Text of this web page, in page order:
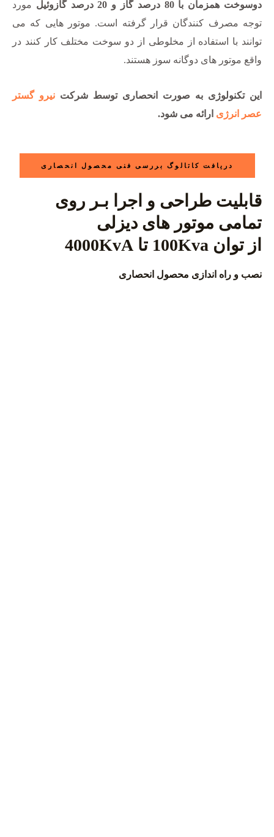
دوسوخت همزمان با 80 درصد گاز و 20 درصد گازوئیل
مورد
توجه مصرف کنندگان قرار گرفته است. موتور هایی که می
توانند با استفاده از مخلوطی از دو سوخت مختلف کار کنند در
واقع موتور های دوگانه سوز هستند.
این تکنولوژی به صورت انحصاری توسط شرکت نیرو گستر
عصر انرژی ارائه می شود.
دریافت کاتالوگ بررسی فنی محصول انحصاری
قابلیت طراحی و اجرا بـر روی
تمامی موتور های دیزلی
از توان 100Kva تا 4000KvA
نصب و راه اندازی محصول انحصاری